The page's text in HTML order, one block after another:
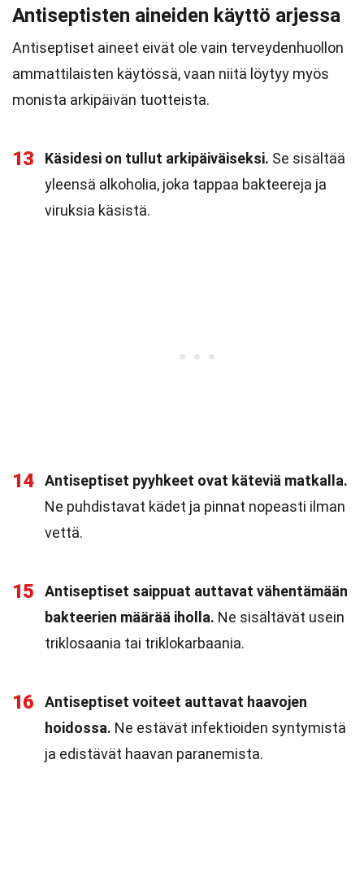
Antiseptisten aineiden käyttö arjessa
Antiseptiset aineet eivät ole vain terveydenhuollon
ammattilaisten käytössä, vaan niitä löytyy myös
monista arkipäivän tuotteista.
13 Käsidesi on tullut arkipäiväiseksi. Se sisältää
yleensä alkoholia, joka tappaa bakteereja ja
viruksia käsistä.
14
Antiseptiset pyyhkeet ovat käteviä matkalla.
Ne puhdistavat kädet ja pinnat nopeasti ilman
vettä.
15
Antiseptiset saippuat auttavat vähentämään
bakteerien määrää iholla. Ne sisältävät usein
triklosaania tai triklokarbaania.
16
Antiseptiset voiteet auttavat haavojen
hoidossa. Ne estävät infektioiden syntymistä
ja edistävät haavan paranemista.